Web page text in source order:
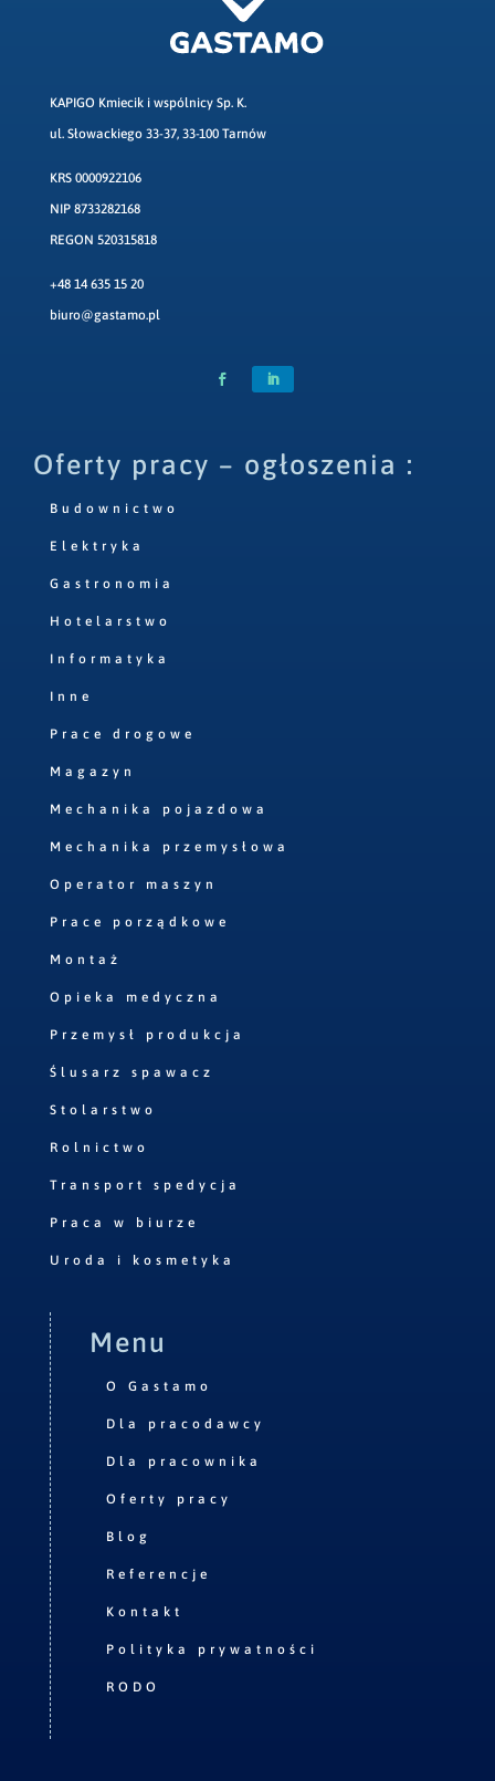
KAPIGO Kmiecik i wspólnicy Sp. K.
ul. Słowackiego 33-37, 33-100 Tarnów
KRS 0000922106
NIP 8733282168
REGON 520315818
+48 14 635 15 20
biuro@gastamo.pl
Oferty pracy – ogłoszenia :
Budownictwo
Elektryka
Gastronomia
Hotelarstwo
Informatyka
Inne
Prace drogowe
Magazyn
Mechanika pojazdowa
Mechanika przemysłowa
Operator maszyn
Prace porządkowe
Montaż
Opieka medyczna
Przemysł produkcja
Ślusarz spawacz
Stolarstwo
Rolnictwo
Transport spedycja
Praca w biurze
Uroda i kosmetyka
Menu
O Gastamo
Dla pracodawcy
Dla pracownika
Oferty pracy
Blog
Referencje
Kontakt
Polityka prywatności
RODO